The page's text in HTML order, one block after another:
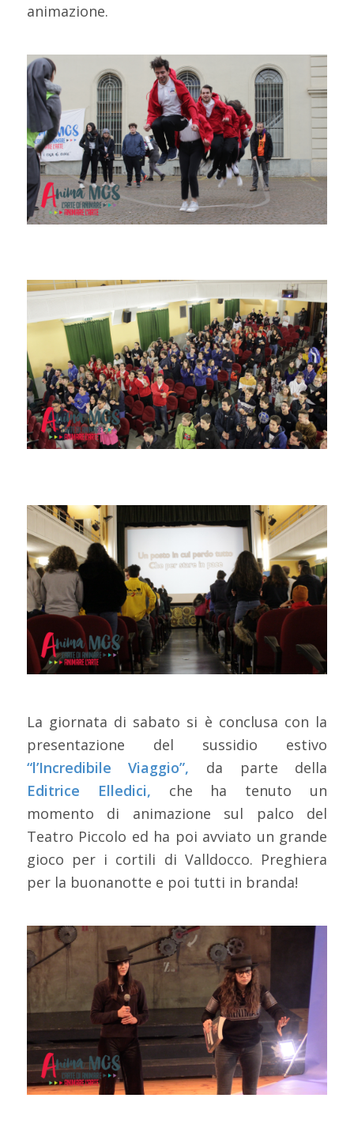
animazione.
La giornata di sabato si è conclusa con la
presentazione del sussidio estivo
“l’Incredibile Viaggio”, da parte della
Editrice Elledici, che ha tenuto un
momento di animazione sul palco del
Teatro Piccolo ed ha poi avviato un grande
gioco per i cortili di Valldocco. Preghiera
per la buonanotte e poi tutti in branda!